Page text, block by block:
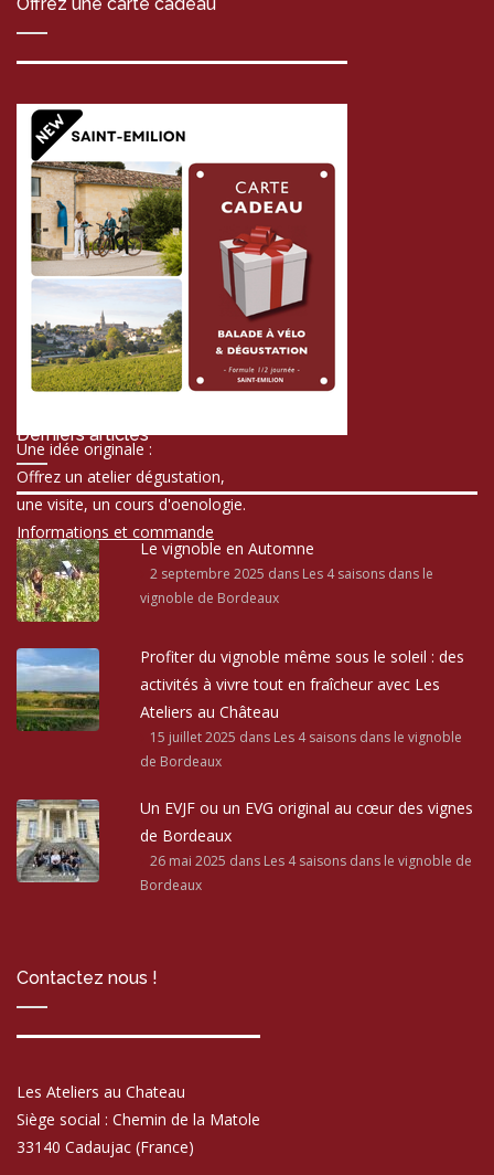
Une idée originale :
Offrez un atelier dégustation,
une visite, un cours d'oenologie.
Informations et commande
Derniers articles
Le vignoble en Automne
2 septembre 2025 dans Les 4 saisons dans le
vignoble de Bordeaux
Profiter du vignoble même sous le soleil : des
activités à vivre tout en fraîcheur avec Les
Ateliers au Château
15 juillet 2025 dans Les 4 saisons dans le vignoble
de Bordeaux
Un EVJF ou un EVG original au cœur des vignes
de Bordeaux
26 mai 2025 dans Les 4 saisons dans le vignoble de
Bordeaux
Contactez nous !
Les Ateliers au Chateau
Siège social : Chemin de la Matole
33140 Cadaujac (France)